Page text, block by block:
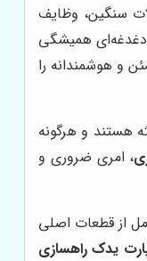
سنگین، وظایف
همیشگی
و هوشمندانه را
هستند و هرگونه
، امری ضروری و
از قطعات اصلی
یدک راهسازی